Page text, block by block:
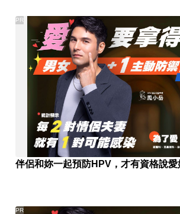
伴侶和妳一起預防HPV，才有資格說愛
PR
PR